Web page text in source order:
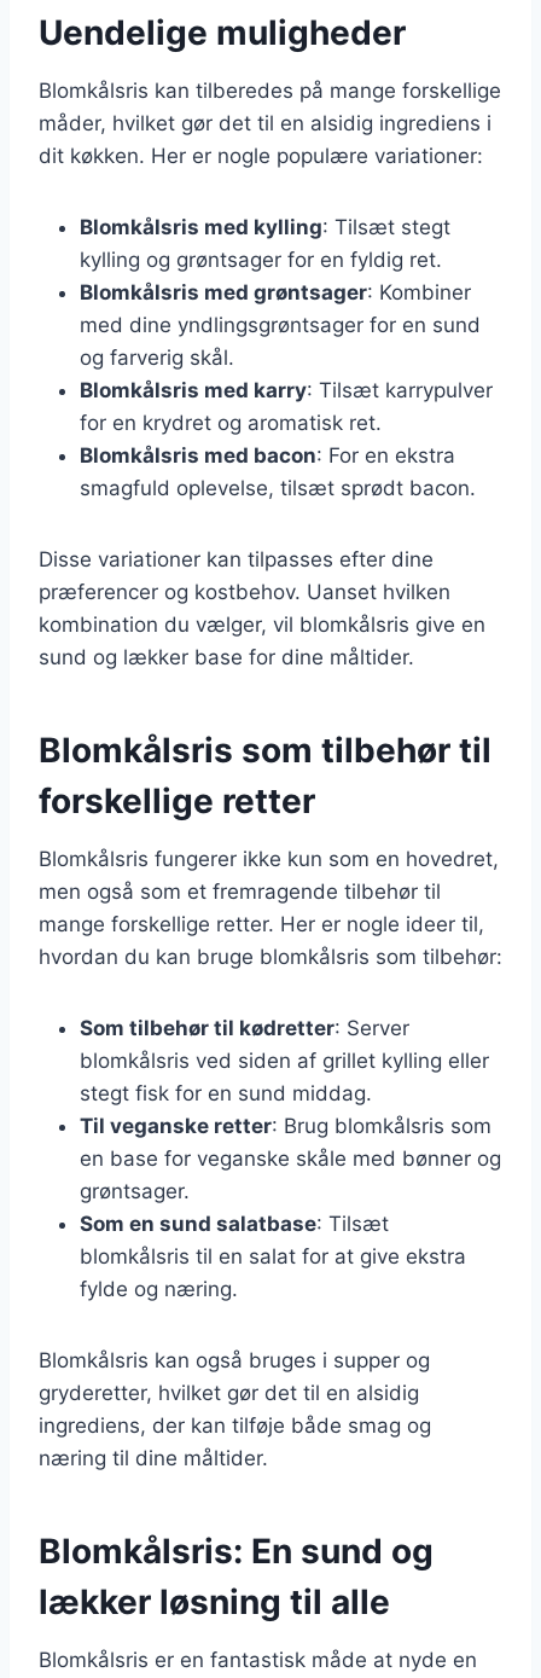
Uendelige muligheder
Blomkålsris kan tilberedes på mange forskellige
måder, hvilket gør det til en alsidig ingrediens i
dit køkken. Her er nogle populære variationer:
Blomkålsris med kylling: Tilsæt stegt
kylling og grøntsager for en fyldig ret.
Blomkålsris med grøntsager: Kombiner
med dine yndlingsgrøntsager for en sund
og farverig skål.
Blomkålsris med karry: Tilsæt karrypulver
for en krydret og aromatisk ret.
Blomkålsris med bacon: For en ekstra
smagfuld oplevelse, tilsæt sprødt bacon.
Disse variationer kan tilpasses efter dine
præferencer og kostbehov. Uanset hvilken
kombination du vælger, vil blomkålsris give en
sund og lækker base for dine måltider.
Blomkålsris som tilbehør til
forskellige retter
Blomkålsris fungerer ikke kun som en hovedret,
men også som et fremragende tilbehør til
mange forskellige retter. Her er nogle ideer til,
hvordan du kan bruge blomkålsris som tilbehør:
Som tilbehør til kødretter: Server
blomkålsris ved siden af grillet kylling eller
stegt fisk for en sund middag.
Til veganske retter: Brug blomkålsris som
en base for veganske skåle med bønner og
grøntsager.
Som en sund salatbase: Tilsæt
blomkålsris til en salat for at give ekstra
fylde og næring.
Blomkålsris kan også bruges i supper og
gryderetter, hvilket gør det til en alsidig
ingrediens, der kan tilføje både smag og
næring til dine måltider.
Blomkålsris: En sund og
lækker løsning til alle
Blomkålsris er en fantastisk måde at nyde en